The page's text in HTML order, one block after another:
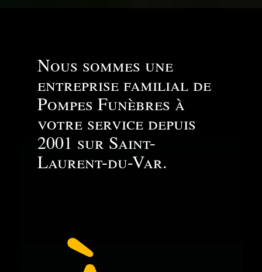
Nous sommes une
entreprise familial de
Pompes Funèbres à
votre service depuis
2001 sur Saint-
Laurent-du-Var.